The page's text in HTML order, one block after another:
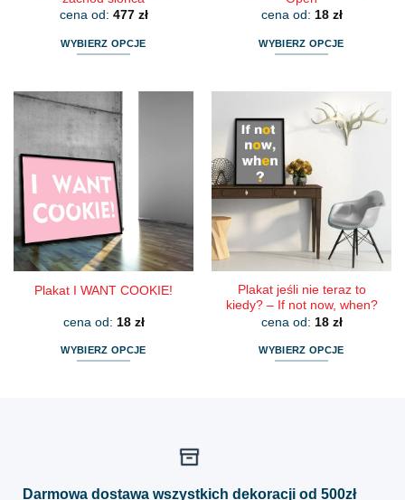
cena od: 477 zł
WYBIERZ OPCJE
ma
wiele
wariantów.
Opcje
można
wybrać
na
stronie
produktu
cena od: 18 zł
WYBIERZ OPCJE
wiele
wariantów.
Opcje
można
wybrać
na
stronie
produktu
Plakat I WANT COOKIE!
cena od: 18 zł
WYBIERZ OPCJE
Plakat jeśli nie teraz to
kiedy? – If not now, when?
cena od: 18 zł
WYBIERZ OPCJE
można
Darmowa dostawa wszystkich dekoracji od 500zł